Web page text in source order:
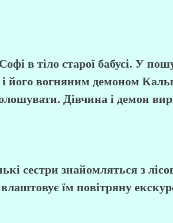
в тіло старої бабусі. У
його вогняним демоном
Дівчина і демон
сестри знайомляться з
їм повітряну